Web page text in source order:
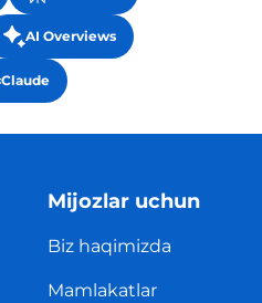
AI Overviews
Claude
Mijozlar uchun
Biz haqimizda
Mamlakatlar